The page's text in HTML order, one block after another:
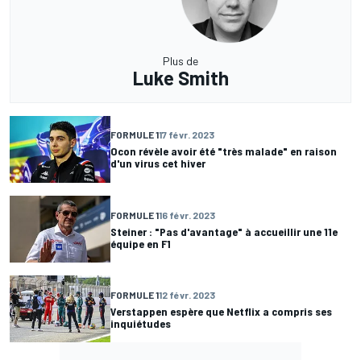
Plus de
Luke Smith
FORMULE 117 févr. 2023
Ocon révèle avoir été "très malade" en raison
d'un virus cet hiver
FORMULE 116 févr. 2023
Steiner : "Pas d'avantage" à accueillir une 11e
équipe en F1
FORMULE 112 févr. 2023
Verstappen espère que Netflix a compris ses
inquiétudes